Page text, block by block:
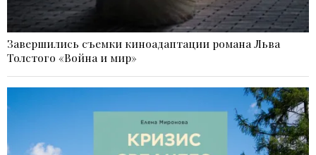
Завершились съемки киноадаптации романа Льва
Толстого «Война и мир»